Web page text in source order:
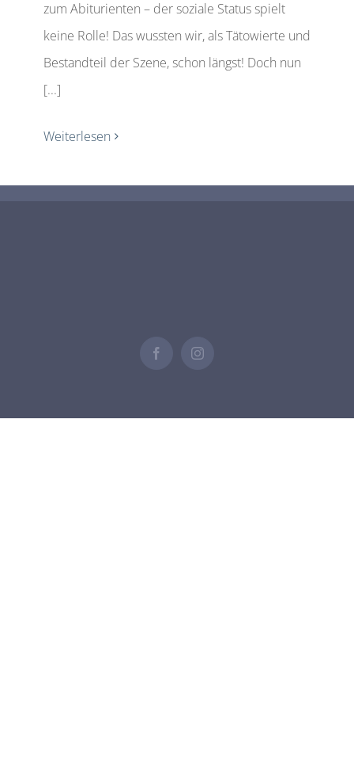
zum Abiturienten – der soziale Status spielt
keine Rolle! Das wussten wir, als Tätowierte und
Bestandteil der Szene, schon längst! Doch nun
[...]
Weiterlesen
FacebookInstagram